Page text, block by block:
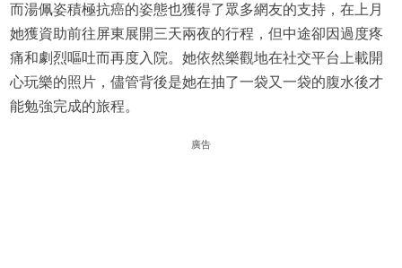
而湯佩姿積極抗癌的姿態也獲得了眾多網友的支持，在上月
她獲資助前往屏東展開三天兩夜的行程，但中途卻因過度疼
痛和劇烈嘔吐而再度入院。她依然樂觀地在社交平台上載開
心玩樂的照片，儘管背後是她在抽了一袋又一袋的腹水後才
能勉強完成的旅程。
廣告